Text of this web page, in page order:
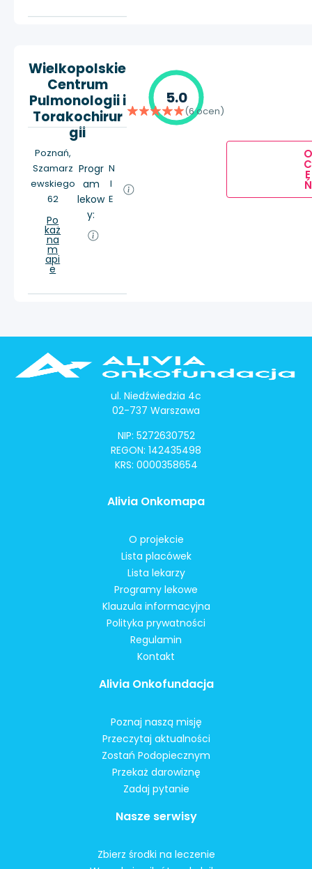
Wielkopolskie
Centrum
Pulmonologii i
Torakochirur
gii
Poznań,
Szamarz
ewskiego
62
Po
każ
na
m
api
e
Progr
am
lekow
y:
N
I
E
5.0
(6 ocen)
O
C
E
Ń
ul. Niedźwiedzia 4c
02-737 Warszawa
NIP: 5272630752
REGON: 142435498
KRS: 0000358654
Alivia Onkomapa
O projekcie
Lista placówek
Lista lekarzy
Programy lekowe
Klauzula informacyjna
Polityka prywatności
Regulamin
Kontakt
Alivia Onkofundacja
Poznaj naszą misję
Przeczytaj aktualności
Zostań Podopiecznym
Przekaż darowiznę
Zadaj pytanie
Nasze serwisy
Zbierz środki na leczenie